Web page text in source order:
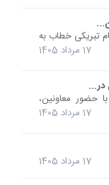
تبریکی خطاب به
17 مرداد 1405
در...
حضور معاونین،
17 مرداد 1405
17 مرداد 1405